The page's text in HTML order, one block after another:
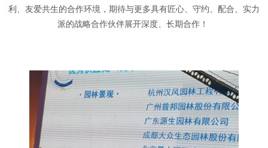
利、友爱共生的合作环境，期待与更多具有匠心、守约、配合、实力
派的战略合作伙伴展开深度、长期合作！